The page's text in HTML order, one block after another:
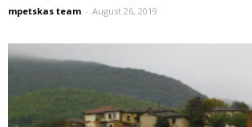
mpetskas team - August 26, 2019